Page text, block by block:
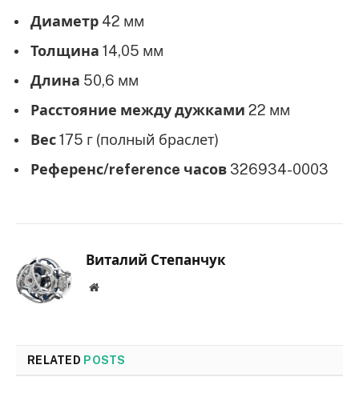
Диаметр 42 мм
Толщина 14,05 мм
Длина 50,6 мм
Расстояние между дужками 22 мм
Вес175 г (полный браслет)
Референс/reference часов 326934-0003
Виталий Степанчук
Website
RELATED POSTS